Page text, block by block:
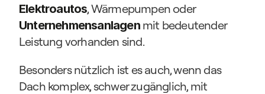
Elektroautos
, Wärmepumpen oder
Unternehmensanlagen mit bedeutender
Leistung vorhanden sind.
Besonders nützlich ist es auch, wenn das
Dach komplex, schwer zugänglich, mit